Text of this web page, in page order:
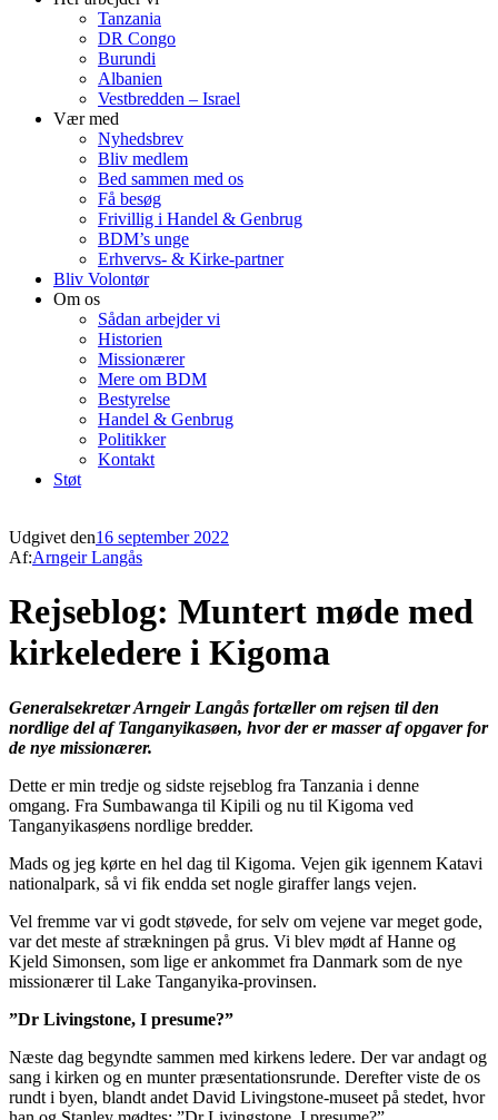
Tanzania
DR Congo
Burundi
Albanien
Vestbredden – Israel
Vær med
Nyhedsbrev
Bliv medlem
Bed sammen med os
Få besøg
Frivillig i Handel & Genbrug
BDM’s unge
Erhvervs- & Kirke-partner
Bliv Volontør
Om os
Sådan arbejder vi
Historien
Missionærer
Mere om BDM
Bestyrelse
Handel & Genbrug
Politikker
Kontakt
Støt
Udgivet den16 september 2022
Af:Arngeir Langås
Rejseblog: Muntert møde med
kirkeledere i Kigoma
Generalsekretær Arngeir Langås fortæller om rejsen til den
nordlige del af Tanganyikasøen, hvor der er masser af opgaver for
de nye missionærer.
Dette er min tredje og sidste rejseblog fra Tanzania i denne
omgang. Fra Sumbawanga til Kipili og nu til Kigoma ved
Tanganyikasøens nordlige bredder.
Mads og jeg kørte en hel dag til Kigoma. Vejen gik igennem Katavi
nationalpark, så vi fik endda set nogle giraffer langs vejen.
Vel fremme var vi godt støvede, for selv om vejene var meget gode,
var det meste af strækningen på grus. Vi blev mødt af Hanne og
Kjeld Simonsen, som lige er ankommet fra Danmark som de nye
missionærer til Lake Tanganyika-provinsen.
”Dr Livingstone, I presume?”
Næste dag begyndte sammen med kirkens ledere. Der var andagt og
sang i kirken og en munter præsentationsrunde. Derefter viste de os
rundt i byen, blandt andet David Livingstone-museet på stedet, hvor